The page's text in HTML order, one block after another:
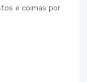
e coimas por